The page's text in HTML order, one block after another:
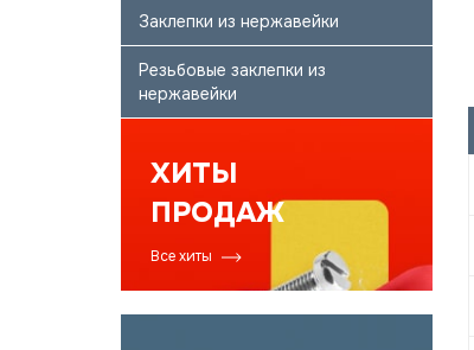
Заклепки из нержавейки
Резьбовые заклепки из
нержавейки
ХИТЫ
ПРОДАЖ
Все хиты